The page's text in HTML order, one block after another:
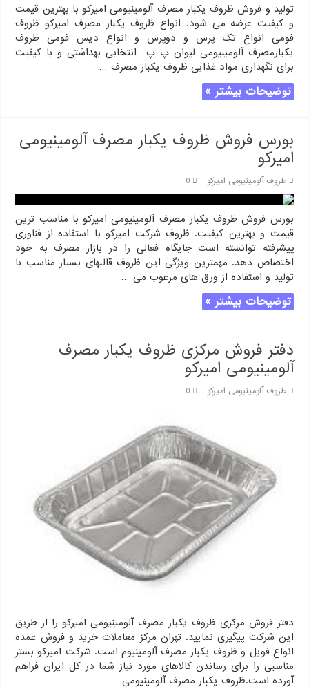
تولید و فروش ظروف یکبار مصرف آلومینیومی امیرکو با بهترین قیمت
و کیفیت عرضه می شود. انواع ظروف یکبار مصرف امیرکو ظروف
فومی انواع تک پرس و دوپرس و انواع دیس فومی ظروف
یکبارمصرف آلومینیومی لیوان پ پ انتخابی بهداشتی و با کیفیت
برای نگهداری مواد غذایی ظروف یکبار مصرف …
توضیحات بیشتر »
بورس فروش ظروف یکبار مصرف آلومینیومی
امیرکو
طروف آلومینیومی امیرکو 0
بورس فروش ظروف یکبار مصرف آلومینیومی امیرکو با مناسب ترین
قیمت و بهترین کیفیت. ظروف شرکت امیرکو با استفاده از فناوری
پیشرفته توانسته است جایگاه فعالی را در بازار مصرف به خود
اختصاص دهد. مهمترین ویژگی این ظروف قالبهای بسیار مناسب با
تولید و استفاده از ورق های مرغوب می …
توضیحات بیشتر »
دفتر فروش مرکزی ظروف یکبار مصرف
آلومینیومی امیرکو
طروف آلومینیومی امیرکو 0
دفتر فروش مرکزی ظروف یکبار مصرف آلومینیومی امیرکو را از طریق
این شرکت پیگیری نمایید. تهران مرکز معاملات خرید و فروش عمده
انواع فویل و ظروف یکبار مصرف آلومینیوم است. شرکت امیرکو بستر
مناسبی را برای رساندن کالاهای مورد نیاز شما در کل ایران فراهم
آورده است.ظروف یکبار مصرف آلومینیومی …